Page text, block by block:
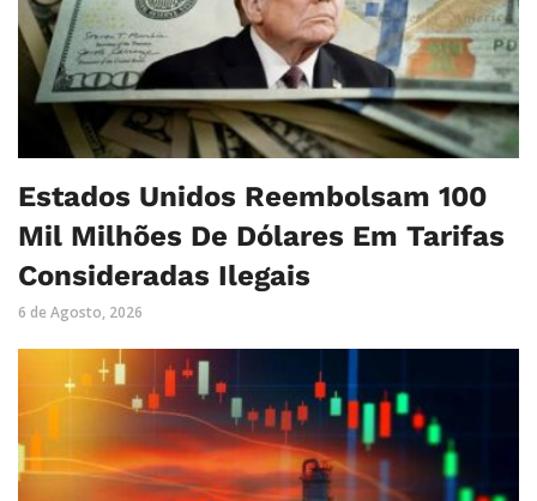
Estados Unidos Reembolsam 100
Mil Milhões De Dólares Em Tarifas
Consideradas Ilegais
6 de Agosto, 2026